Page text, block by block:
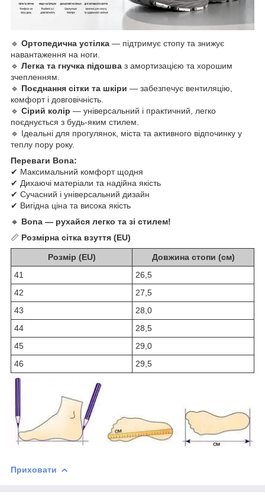
🔹 Ортопедична устілка — підтримує стопу та знижує
навантаження на ноги.
🔹 Легка та гнучка підошва з амортизацією та хорошим
зчепленням.
🔹 Поєднання сітки та шкіри — забезпечує вентиляцію,
комфорт і довговічність.
🔹 Сірий колір — універсальний і практичний, легко
поєднується з будь-яким стилем.
🔹 Ідеальні для прогулянок, міста та активного відпочинку у
теплу пору року.
Переваги Bona:
✔ Максимальний комфорт щодня
✔ Дихаючі матеріали та надійна якість
✔ Сучасний і універсальний дизайн
✔ Вигідна ціна та висока якість
🔸 Bona — рухайся легко та зі стилем!
📏 Розмірна сітка взуття (EU)
Розмір (EU)
Довжина стопи (см)
41
26,5
42
27,5
43
28,0
44
28,5
45
29,0
46
29,5
Приховати